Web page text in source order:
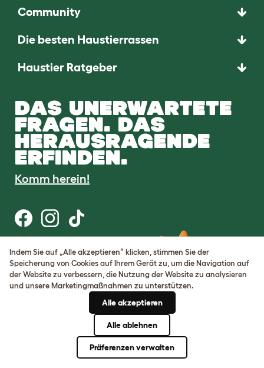
Community
Die besten Haustierrassen
Haustier Ratgeber
DAS UNERWARTETE
FRAGEN. DAS
HERAUSRAGENDE
ERFINDEN.
Komm herein!
AGB
Datenschutz
Cookie Settings
Sitemap
Indem Sie auf „Alle akzeptieren“ klicken, stimmen Sie der
Speicherung von Cookies auf Ihrem Gerät zu, um die Navigation auf
der Website zu verbessern, die Nutzung der Website zu analysieren
und unsere Marketingmaßnahmen zu unterstützen.
Alle akzeptieren
Alle ablehnen
Präferenzen verwalten